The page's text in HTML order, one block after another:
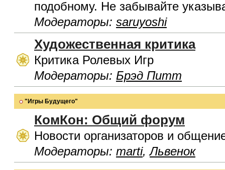
подобному. Не забывайте
Модераторы: saruyoshi
Художественная критика
Критика Ролевых Игр
Модераторы: Брэд Питт
"Игры Будущего"
КомКон: Общий форум
Новости организаторов и
Модераторы: marti,Львенок